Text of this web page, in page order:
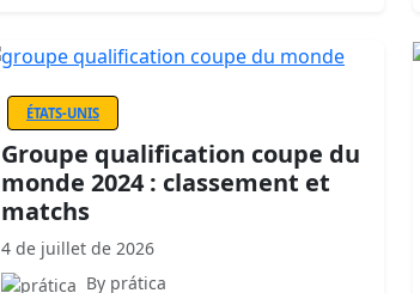
ÉTATS-UNIS
Groupe qualification coupe du
monde 2024 : classement et
matchs
4 de juillet de 2026
By prática